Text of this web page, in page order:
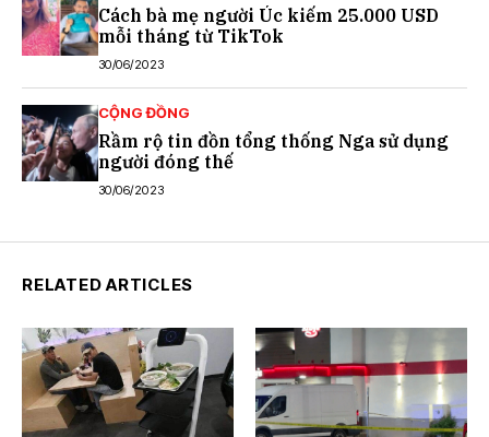
Cách bà mẹ người Úc kiếm 25.000 USD
mỗi tháng từ TikTok
30/06/2023
CỘNG ĐỒNG
Rầm rộ tin đồn tổng thống Nga sử dụng
người đóng thế
30/06/2023
RELATED ARTICLES